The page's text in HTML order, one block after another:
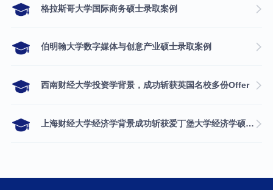
格拉斯哥大学国际商务硕士录取案例
伯明翰大学数字媒体与创意产业硕士录取案例
西南财经大学投资学背景，成功斩获英国名校多份Offer
上海财经大学经济学背景成功斩获爱丁堡大学经济学硕士录取